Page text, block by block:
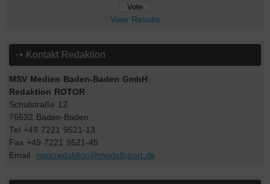
View Results
⇢ Kontakt Redaktion
MSV Medien Baden-Baden GmbH
Redaktion ROTOR
Schulstraße 12
76532 Baden-Baden
Tel +49 7221 9521-13
Fax +49 7221 9521-45
Email rotorredaktion@modellsport.de